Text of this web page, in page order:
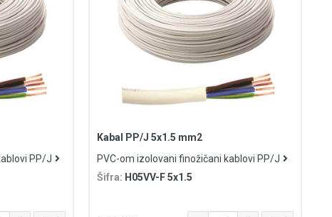
PP/J
Kabal PP/J 5x1.5 mm2
PVC-om izolovani finožičani kablovi PP/J
Šifra: H05VV-F 5x1.5